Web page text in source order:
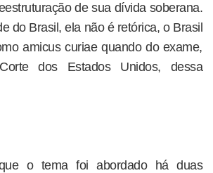
de sua dívida soberana.
do Brasil, ela não é retórica, o Brasil
amicus curiae quando do exame,
dos Estados Unidos, dessa
o tema foi abordado há duas